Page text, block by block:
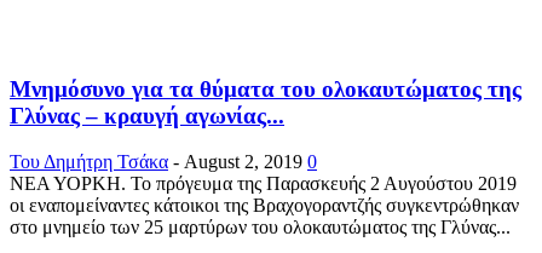
Μνημόσυνο για τα θύματα του ολοκαυτώματος της
Γλύνας – κραυγή αγωνίας...
Του Δημήτρη Τσάκα - August 2, 2019 0
ΝΕΑ ΥΟΡΚΗ. Το πρόγευμα της Παρασκευής 2 Αυγούστου 2019
οι εναπομείναντες κάτοικοι της Βραχογοραντζής συγκεντρώθηκαν
στο μνημείο των 25 μαρτύρων του ολοκαυτώματος της Γλύνας...